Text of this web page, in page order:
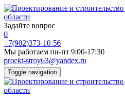
Задайте вопрос
0
+7(902)373-10-56
Мы работаем пн-пт 9:00-17:30
proekt-stroy63@yandex.ru
Toggle navigation